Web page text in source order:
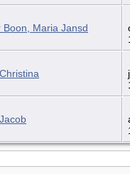
Boon, Maria Jansd